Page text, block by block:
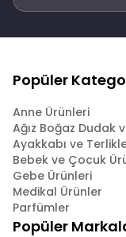
Popüler
Anne Ürünleri
Ağız Boğaz Dudak
Ayakkabı ve
Bebek ve Çocuk
Gebe Ürünleri
Medikal Ürünler
Parfümler
Popüler